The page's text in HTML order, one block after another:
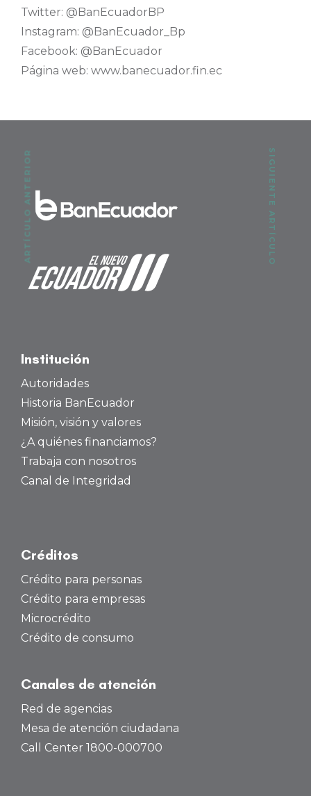
Twitter: @BanEcuadorBP
Instagram: @BanEcuador_Bp
Facebook: @BanEcuador
Página web: www.banecuador.fin.ec
ARTÍCULO ANTERIOR SIGUIENTE ARTÍCULO
Institución
Autoridades
Historia BanEcuador
Misión, visión y valores
¿A quiénes financiamos?
Trabaja con nosotros
Canal de Integridad
Créditos
Crédito para personas
Crédito para empresas
Microcrédito
Crédito de consumo
Canales de atención
Red de agencias
Mesa de atención ciudadana
Call Center 1800-000700